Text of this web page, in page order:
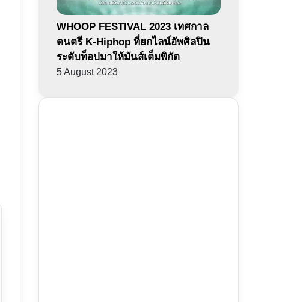
WHOOP FESTIVAL 2023 เทศกาล
ดนตรี K-Hiphop ที่ยกไลน์อัพศิลปิน
ระดับท็อปมาให้มันส์เต็มพิกัด
5 August 2023